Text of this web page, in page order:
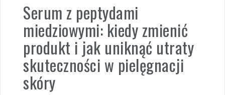
Serum z peptydami
miedziowymi: kiedy zmienić
produkt i jak uniknąć utraty
skuteczności w pielęgnacji
skóry